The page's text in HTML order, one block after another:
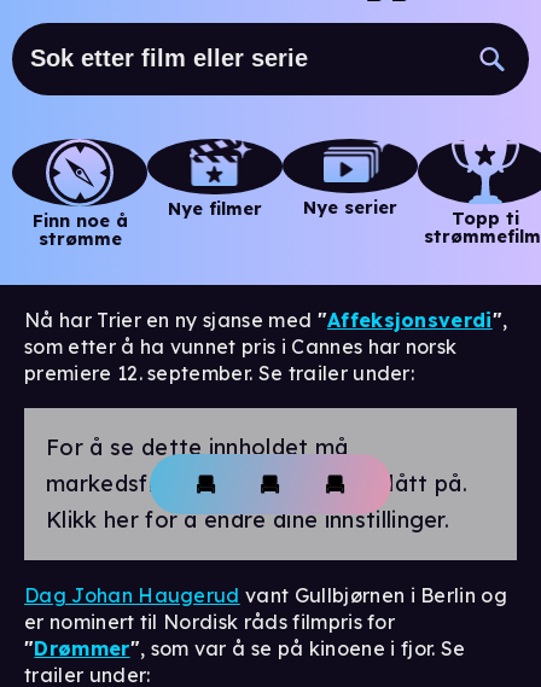
Finn noe å
strømme
Nye filmer Nye serier
Topp ti
Nå har Trier en ny sjanse med "Affeksjonsverdi",
som etter å ha vunnet pris i Cannes har norsk
premiere 12. september. Se trailer under:
For å se dette innholdet må
markedsførings-cookies være slått på.
Klikk her for å endre dine innstillinger.
Dag Johan Haugerud vant Gullbjørnen i Berlin og
er nominert til Nordisk råds filmpris for
"Drømmer", som var å se på kinoene i fjor. Se
trailer under: